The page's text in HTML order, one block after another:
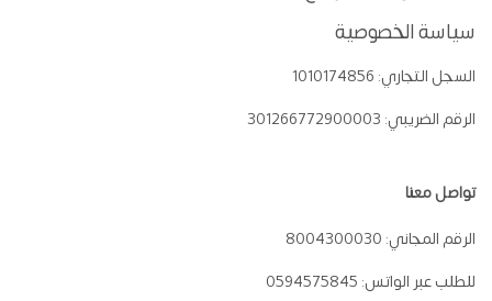
سياسة الخصوصية
السجل التجاري: 1010174856
الرقم الضريبي: 301266772900003
تواصل معنا
الرقم المجاني: 8004300030
للطلب عبر الواتس: 0594575845